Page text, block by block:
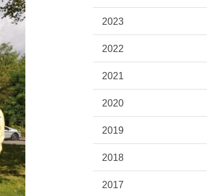
2023
2022
2021
2020
2019
2018
2017